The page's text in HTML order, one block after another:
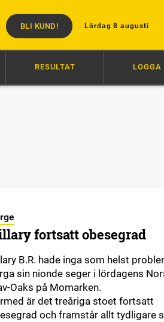
Lördag 8 augusti
BLI KUND!
20:26 HÄSTENS VÄLFÄRD ÄR INTE
RESULTAT LOGGA
fortsatt obesegrad
B.R. hade inga som helst
sin nionde seger i lördagens
Oaks på Momarken.
är det treåriga stoet fortsatt
och framstår allt tydligare